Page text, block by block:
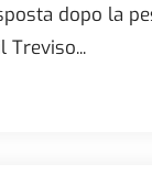
dopo la
Treviso...